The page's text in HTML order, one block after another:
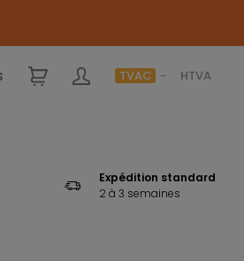
TVAC HTVA
Expédition standard
2 à 3 semaines